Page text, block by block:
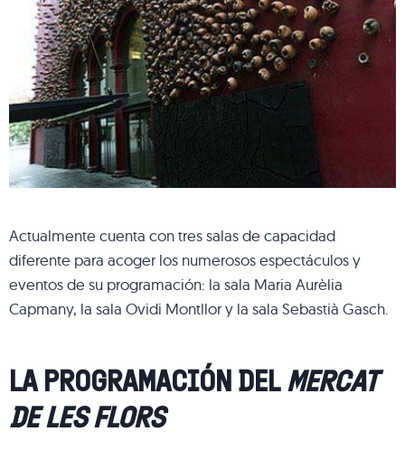
Actualmente cuenta con tres salas de capacidad
diferente para acoger los numerosos espectáculos y
eventos de su programación: la sala Maria Aurèlia
Capmany, la sala Ovidi Montllor y la sala Sebastià Gasch.
LA PROGRAMACIÓN DEL MERCAT
DE LES FLORS